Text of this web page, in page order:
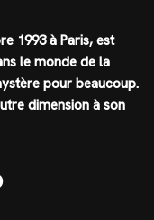
1993 à Paris, est
le monde de la
pour beaucoup.
dimension à son